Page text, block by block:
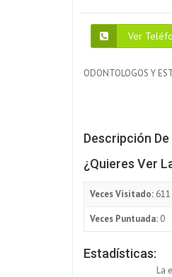
Ver
ODONTOLOGOS Y
Descripción De
¿Quieres Ver
Veces Visitado:
Veces Puntuada: 0
Estadísticas:
La